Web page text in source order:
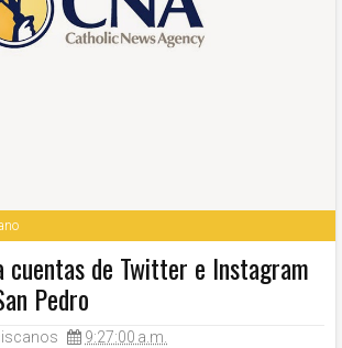
cuentas de Twitter e Instagram
Pedro
9:27:00 a.m.